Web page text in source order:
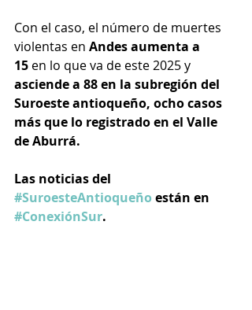
Con el caso, el número de muertes
violentas en Andes aumenta a
15 en lo que va de este 2025 y
asciende a 88 en la subregión del
Suroeste antioqueño, ocho casos
más que lo registrado en el Valle
de Aburrá.
Las noticias del
#SuroesteAntioqueño están en
#ConexiónSur.